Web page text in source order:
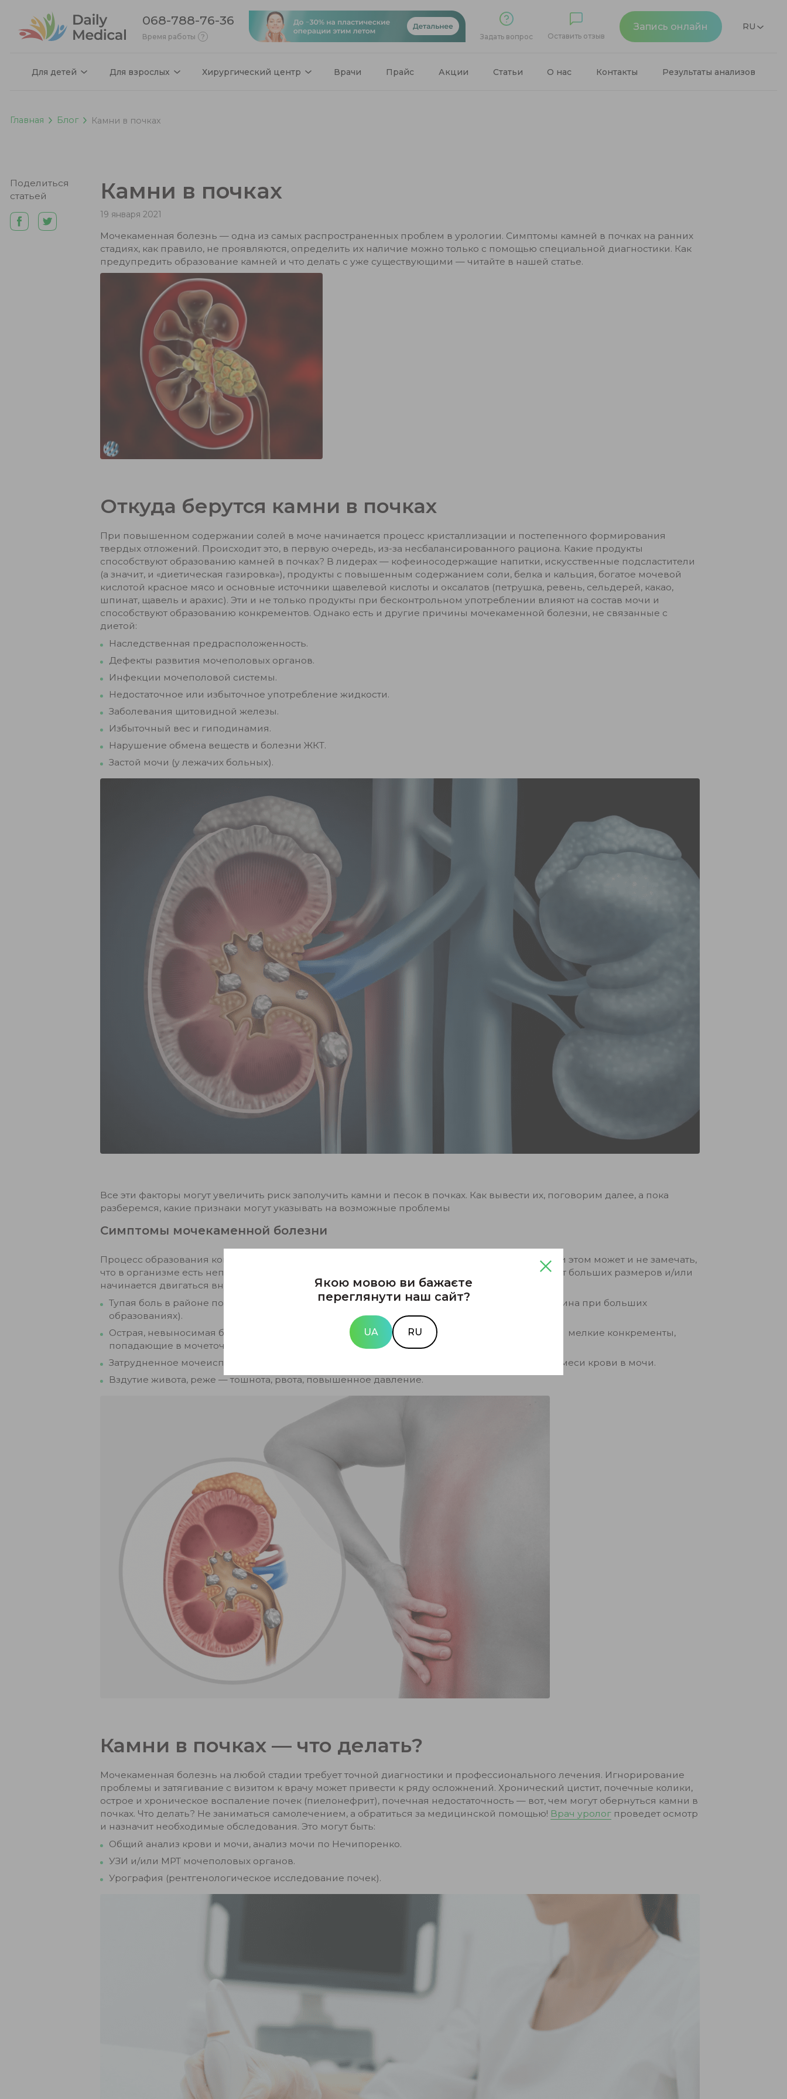
068-788-76-36
Время работы Задать вопрос Оставить отзыв
Запись онлайн RU
Для детей Для взрослых Хирургический центр Врачи Прайс Акции Статьи О нас Контакты Результаты анализов
Главная Блог Камни в почках
Поделиться
статьей
Камни в почках
19 января 2021
Мочекаменная болезнь — одна из самых распространенных проблем в урологии. Симптомы камней в почках на ранних
стадиях, как правило, не проявляются, определить их наличие можно только с помощью специальной диагностики. Как
предупредить образование камней и что делать с уже существующими — читайте в нашей статье.
Откуда берутся камни в почках
При повышенном содержании солей в моче начинается процесс кристаллизации и постепенного формирования
твердых отложений. Происходит это, в первую очередь, из-за несбалансированного рациона. Какие продукты
способствуют образованию камней в почках? В лидерах — кофеиносодержащие напитки, искусственные подсластители
(а значит, и «диетическая газировка»), продукты с повышенным содержанием соли, белка и кальция, богатое мочевой
кислотой красное мясо и основные источники щавелевой кислоты и оксалатов (петрушка, ревень, сельдерей, какао,
шпинат, щавель и арахис). Эти и не только продукты при бесконтрольном употреблении влияют на состав мочи и
способствуют образованию конкрементов. Однако есть и другие причины мочекаменной болезни, не связанные с
диетой:
Наследственная предрасположенность.
Дефекты развития мочеполовых органов.
Инфекции мочеполовой системы.
Недостаточное или избыточное употребление жидкости.
Заболевания щитовидной железы.
Избыточный вес и гиподинамия.
Нарушение обмена веществ и болезни ЖКТ.
Застой мочи (у лежачих больных).
Все эти факторы могут увеличить риск заполучить камни и песок в почках. Как вывести их, поговорим далее, а пока
разберемся, какие признаки могут указывать на возможные проблемы
Симптомы мочекаменной болезни
Процесс образования конкрементов может длиться неделями и даже месяцами. Человек при этом может и не замечать,
что в организме есть неполадки. Явные симптомы проявляются тогда, когда камень достигает больших размеров и/или
начинается двигаться внутри почки и попадает в мочеточник. Этот процесс сопровождают:
Тупая боль в районе поясницы, которая усиливается при физических нагрузках (частая картина при больших
образованиях).
Острая, невыносимая боль, отдающая в бедра, низ живота, пах (так зачастую проявляют себя мелкие конкременты,
попадающие в мочеточник).
Затрудненное мочеиспускание, рези, частые позывы сходить в туалет, желтый осадок и примеси крови в мочи.
Вздутие живота, реже — тошнота, рвота, повышенное давление.
Камни в почках — что делать?
Мочекаменная болезнь на любой стадии требует точной диагностики и профессионального лечения. Игнорирование
проблемы и затягивание с визитом к врачу может привести к ряду осложнений. Хронический цистит, почечные колики,
острое и хроническое воспаление почек (пиелонефрит), почечная недостаточность — вот, чем могут обернуться камни в
почках. Что делать? Не заниматься самолечением, а обратиться за медицинской помощью! Врач уролог проведет осмотр
и назначит необходимые обследования. Это могут быть:
Общий анализ крови и мочи, анализ мочи по Нечипоренко.
УЗИ и/или МРТ мочеполовых органов.
Урография (рентгенологическое исследование почек).
Якою мовою ви бажаєте
переглянути наш сайт?
UA RU